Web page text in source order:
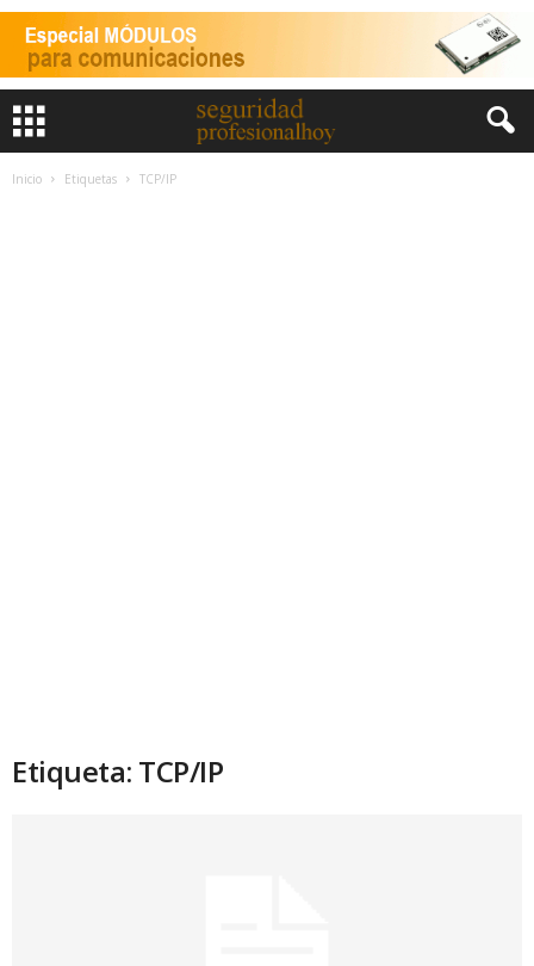
Inicio Etiquetas TCP/IP
Etiqueta: TCP/IP